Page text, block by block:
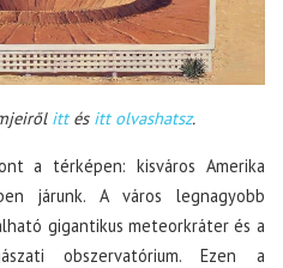
ittés itt olvashatsz.
a térképen: kisváros Amerika
járunk. A város legnagyobb
gigantikus meteorkráter és a
obszervatórium. Ezen a